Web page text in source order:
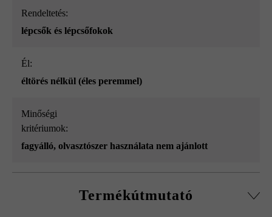
Rendeltetés:
lépcsők és lépcsőfokok
él:
éltörés nélkül (éles peremmel)
Minőségi
kritériumok:
fagyálló, olvasztószer használata nem ajánlott
Termékútmutató